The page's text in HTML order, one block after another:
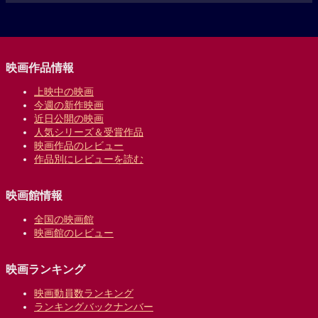
映画作品情報
上映中の映画
今週の新作映画
近日公開の映画
人気シリーズ＆受賞作品
映画作品のレビュー
作品別にレビューを読む
映画館情報
全国の映画館
映画館のレビュー
映画ランキング
映画動員数ランキング
ランキングバックナンバー